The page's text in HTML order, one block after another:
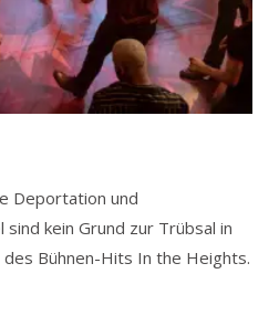
Deportation und
kein Grund zur Trübsal in
des Bühnen-Hits In the Heights.